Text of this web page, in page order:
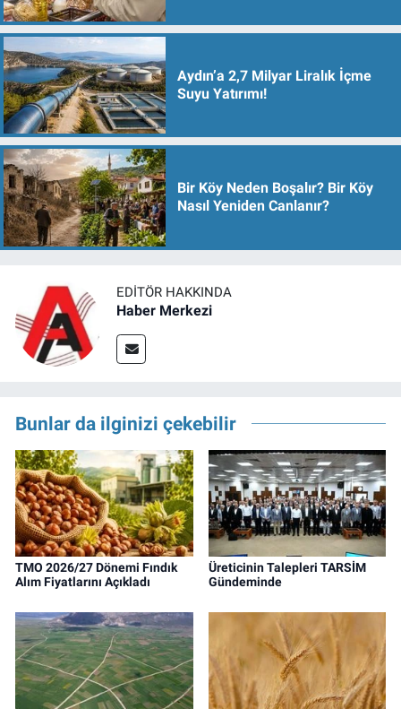
Aydın’a 2,7 Milyar Liralık İçme
Suyu Yatırımı!
Bir Köy Neden Boşalır? Bir Köy
Nasıl Yeniden Canlanır?
EDITÖR HAKKINDA
Haber Merkezi
Bunlar da ilginizi çekebilir
TMO 2026/27 Dönemi Fındık
Alım Fiyatlarını Açıkladı
Üreticinin Talepleri TARSİM
Gündeminde